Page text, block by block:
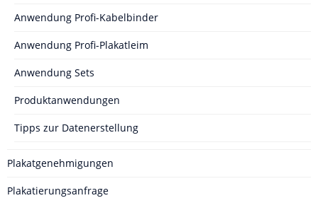
Anwendung Profi-Kabelbinder
Anwendung Profi-Plakatleim
Anwendung Sets
Produktanwendungen
Tipps zur Datenerstellung
Plakatgenehmigungen
Plakatierungsanfrage